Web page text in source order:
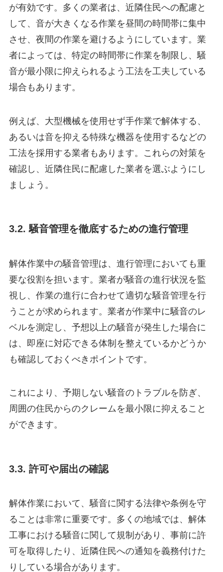
が有効です。多くの業者は、近隣住民への配慮と
して、音が大きくなる作業を昼間の時間帯に集中
させ、夜間の作業を避けるようにしています。業
者によっては、特定の時間帯に作業を制限し、騒
音が最小限に抑えられるよう工法を工夫している
場合もあります。
例えば、大型機械を使用せず手作業で解体する、
あるいは音を抑える特殊な機器を使用するなどの
工法を採用する業者もあります。これらの対策を
確認し、近隣住民に配慮した業者を選ぶようにし
ましょう。
3.2. 騒音管理を徹底するための進行管理
解体作業中の騒音管理は、進行管理においても重
要な役割を担います。業者が騒音の進行状況を監
視し、作業の進行に合わせて適切な騒音管理を行
うことが求められます。業者が作業中に騒音のレ
ベルを測定し、予想以上の騒音が発生した場合に
は、即座に対応できる体制を整えているかどうか
も確認しておくべきポイントです。
これにより、予期しない騒音のトラブルを防ぎ、
周囲の住民からのクレームを最小限に抑えること
ができます。
3.3. 許可や届出の確認
解体作業において、騒音に関する法律や条例を守
ることは非常に重要です。多くの地域では、解体
工事における騒音に関して規制があり、事前に許
可を取得したり、近隣住民への通知を義務付けた
りしている場合があります。